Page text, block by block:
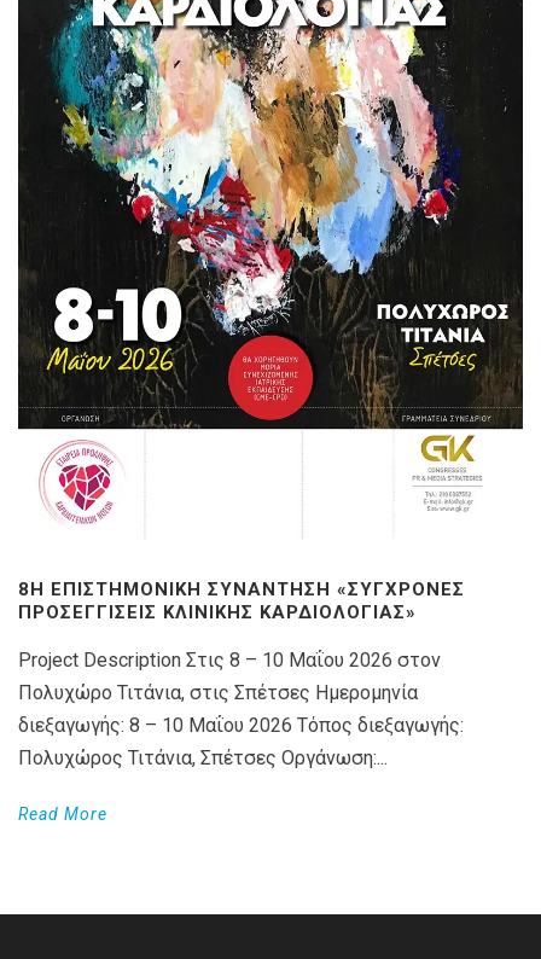
8Η ΕΠΙΣΤΗΜΟΝΙΚΉ ΣΥΝΆΝΤΗΣΗ «ΣΎΓΧΡΟΝΕΣ
ΠΡΟΣΕΓΓΊΣΕΙΣ ΚΛΙΝΙΚΉΣ ΚΑΡΔΙΟΛΟΓΊΑΣ»
Project Description Στις 8 – 10 Μαΐου 2026 στον
Πολυχώρο Τιτάνια, στις Σπέτσες Ημερομηνία
διεξαγωγής: 8 – 10 Μαΐου 2026 Τόπος διεξαγωγής:
Πολυχώρος Τιτάνια, Σπέτσες Οργάνωση:...
Read More